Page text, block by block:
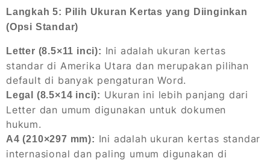
Langkah 5: Pilih Ukuran Kertas yang Diinginkan
(Opsi Standar)
Letter (8.5×11 inci): Ini adalah ukuran kertas
standar di Amerika Utara dan merupakan pilihan
default di banyak pengaturan Word.
Legal (8.5×14 inci): Ukuran ini lebih panjang dari
Letter dan umum digunakan untuk dokumen
hukum.
A4 (210×297 mm): Ini adalah ukuran kertas standar
internasional dan paling umum digunakan di